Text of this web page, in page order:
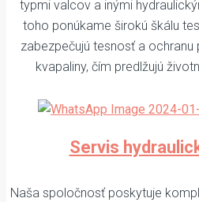
typmi valcov a inými
toho ponúkame širokú škálu
zabezpečujú tesnosť a ochranu
kvapaliny, čím predlžujú
Servis
Naša spoločnosť poskytuje